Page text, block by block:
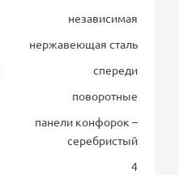
независимая
нержавеющая сталь
спереди
поворотные
панели конфорок –
серебристый
4